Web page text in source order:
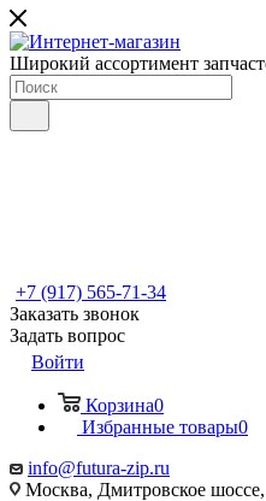
Широкий ассортимент
+7 (917) 565-71-34
Заказать звонок
Задать вопрос
Войти
Корзина0
Избранные товары0
info@futura-zip.ru
Москва, Дмитровское